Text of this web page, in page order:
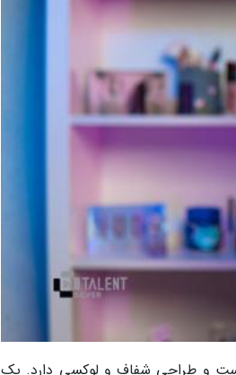
نسبتا محکم است و طراحی شفاف و لوکسی دارد. یک